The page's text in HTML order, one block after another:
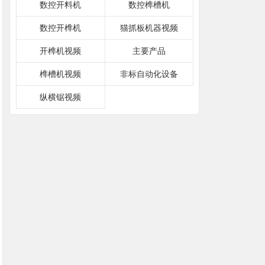
数控开料机 数控榫槽机
数控开榫机 猫抓板机器视频
开榫机视频 主要产品
榫槽机视频 非标自动化设备
纵横锯视频